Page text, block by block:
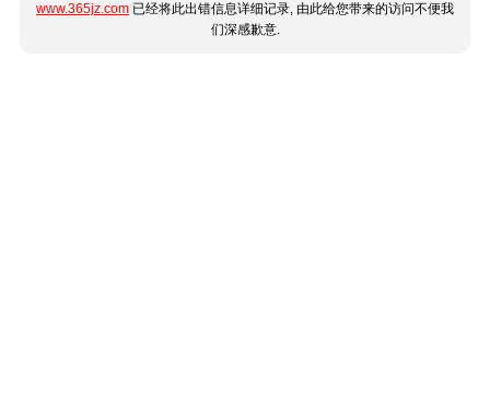
www.365jz.com 已经将此出错信息详细记录, 由此给您带来的访问不便我
们深感歉意.